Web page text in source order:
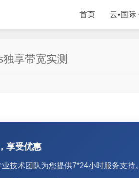
首页 云•国际
享带宽实测
享受优惠
技术团队为您提供7*24小时服务支持。